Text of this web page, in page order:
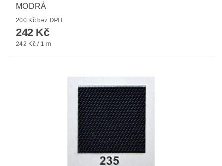
MODRÁ
200 Kč bez DPH
242 Kč
242 Kč / 1 m